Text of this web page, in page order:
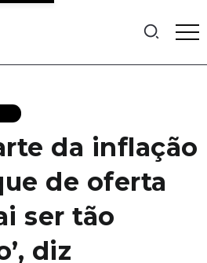
da inflação
de oferta
ser tão
diz